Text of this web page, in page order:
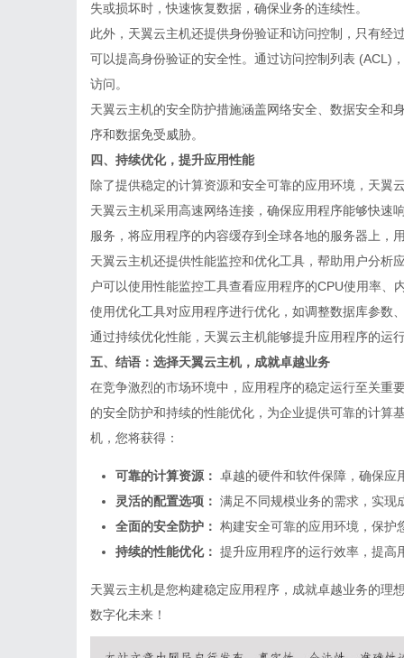
失或损坏时，快速恢复数据，确保业务的连续性。
此外，天翼云主机还提供身份验证和访问控制，只有经
可以提高身份验证的安全性。通过访问控制列表 (ACL)
访问。
天翼云主机的安全防护措施涵盖网络安全、数据安全和
序和数据免受威胁。
四、持续优化，提升应用性能
除了提供稳定的计算资源和安全可靠的应用环境，天翼
天翼云主机采用高速网络连接，确保应用程序能够快速
服务，将应用程序的内容缓存到全球各地的服务器上，
天翼云主机还提供性能监控和优化工具，帮助用户分析
户可以使用性能监控工具查看应用程序的CPU使用率
使用优化工具对应用程序进行优化，如调整数据库参数
通过持续优化性能，天翼云主机能够提升应用程序的运
五、结语：选择天翼云主机，成就卓越业务
在竞争激烈的市场环境中，应用程序的稳定运行至关重
的安全防护和持续的性能优化，为企业提供可靠的计算
机，您将获得：
可靠的计算资源： 卓越的硬件和软件保障，确保应
灵活的配置选项： 满足不同规模业务的需求，实现
全面的安全防护： 构建安全可靠的应用环境，保护
持续的性能优化： 提升应用程序的运行效率，提高
天翼云主机是您构建稳定应用程序，成就卓越业务的理
数字化未来！